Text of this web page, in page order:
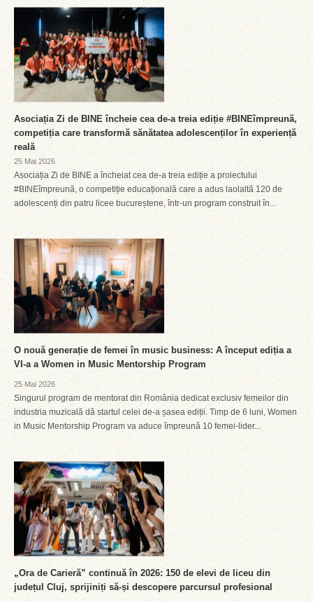
Asociația Zi de BINE încheie cea de-a treia ediție #BINEîmpreună,
competiția care transformă sănătatea adolescenților în experiență
reală
25 Mai 2026
Asociația Zi de BINE a încheiat cea de-a treia ediție a proiectului
#BINEîmpreună, o competiție educațională care a adus laolaltă 120 de
adolescenți din patru licee bucureștene, într-un program construit în...
O nouă generație de femei în music business: A început ediția a
VI-a a Women in Music Mentorship Program
25 Mai 2026
Singurul program de mentorat din România dedicat exclusiv femeilor din
industria muzicală dă startul celei de-a șasea ediții. Timp de 6 luni, Women
in Music Mentorship Program va aduce împreună 10 femei-lider...
„Ora de Carieră” continuă în 2026: 150 de elevi de liceu din
județul Cluj, sprijiniți să-și descopere parcursul profesional